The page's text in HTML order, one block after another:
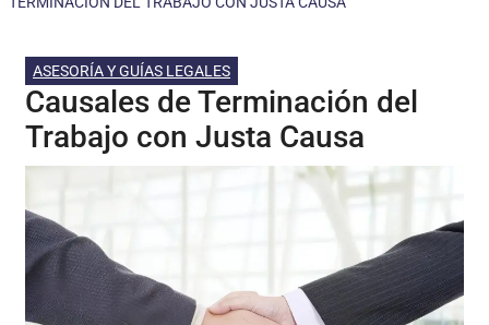
ASESORÍA Y GUÍAS LEGALES
Causales de Terminación del
Trabajo con Justa Causa